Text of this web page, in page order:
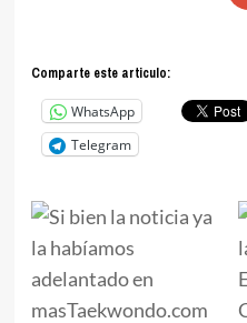
Comparte este articulo:
WhatsApp
Telegram